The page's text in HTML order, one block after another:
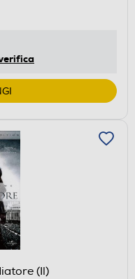
(Il)